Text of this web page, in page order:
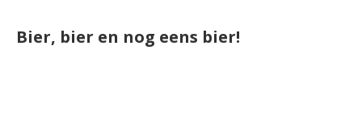
Bier, bier en nog eens bier!